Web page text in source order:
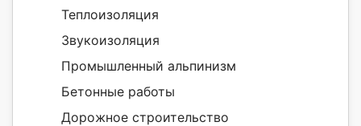
Теплоизоляция
Звукоизоляция
Промышленный альпинизм
Бетонные работы
Дорожное строительство